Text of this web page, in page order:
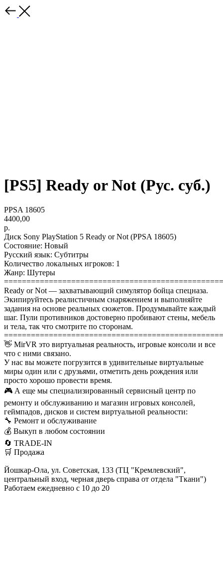
[PS5] Ready or Not (Рус. суб.)
PPSA 18605
4400,00
р.
Диск Sony PlayStation 5 Ready or Not (PPSA 18605)
Состояние: Новый
Русский язык: Субтитры
Количество локальных игроков: 1
Жанр: Шутеры
Ready or Not — захватывающий симулятор бойца спецназа.
Экипируйтесь реалистичным снаряжением и выполняйте
задания на основе реальных сюжетов. Продумывайте каждый
шаг. Пули противников достоверно пробивают стены, мебель
и тела, так что смотрите по сторонам.
👋 MirVR это виртуальная реальность, игровые консоли и все
что с ними связано.
У нас вы можете погрузится в удивительные виртуальные
миры один или с друзьями, отметить день рождения или
просто хорошо провести время.
🎮 А еще мы специализированный сервисный центр по
ремонту и обслуживанию и магазин игровых консолей,
геймпадов, дисков и систем виртуальной реальности:
🔧 Ремонт и обслуживание
💰 Выкуп в любом состоянии
🔄 TRADE-IN
🛒 Продажа
Йошкар-Ола, ул. Советская, 133 (ТЦ "Кремлевский",
центральный вход, черная дверь справа от отдела "Ткани")
Работаем ежедневно с 10 до 20